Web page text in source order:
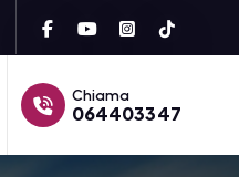
Chiama
064403347